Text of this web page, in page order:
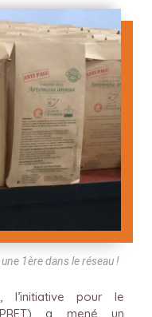
1ère dans le réseau !
pour le
a mené un